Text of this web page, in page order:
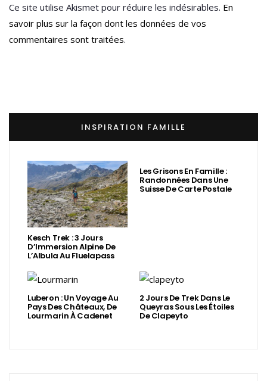
Ce site utilise Akismet pour réduire les indésirables. En
savoir plus sur la façon dont les données de vos
commentaires sont traitées.
INSPIRATION FAMILLE
Kesch Trek : 3 Jours
D’Immersion Alpine De
L’Albula Au Fluelapass
Les Grisons En Famille :
Randonnées Dans Une
Suisse De Carte Postale
Luberon : Un Voyage Au
Pays Des Châteaux, De
Lourmarin À Cadenet
2 Jours De Trek Dans Le
Queyras Sous Les Étoiles
De Clapeyto